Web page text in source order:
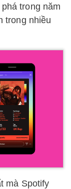
trong năm
trong nhiều
mà Spotify